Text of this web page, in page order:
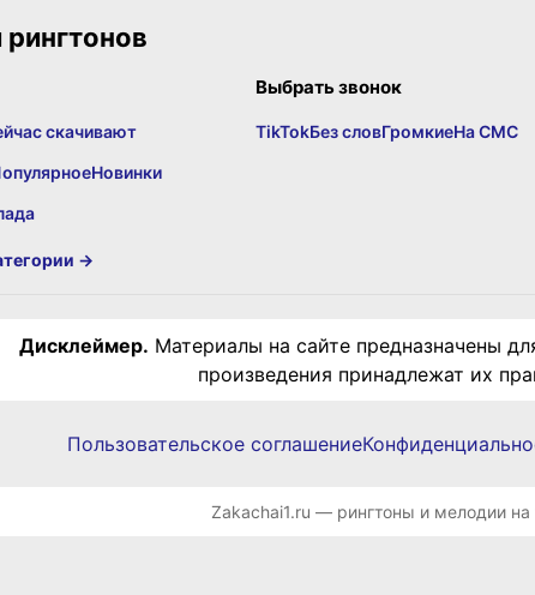
рингтонов
скачивают
Новинки
Выбрать звонок
TikTokБез словГромкиеНа СМС
→
Дисклеймер. Материалы на сайте предназначены
произведения принадлежат их
Пользовательское соглашение
Zakachai1.ru — рингтоны и мелодии